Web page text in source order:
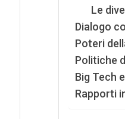
Le
Dialogo
Poteri
Politiche
Big Tech
Rapporti